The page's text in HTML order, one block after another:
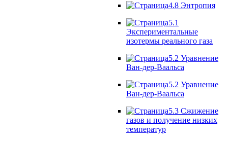
4.8 Энтропия
5.1
Экспериментальные
изотермы реального газа
5.2 Уравнение
Ван-дер-Ваальса
5.2 Уравнение
Ван-дер-Ваальса
5.3 Сжижение
газов и получение низких
температур